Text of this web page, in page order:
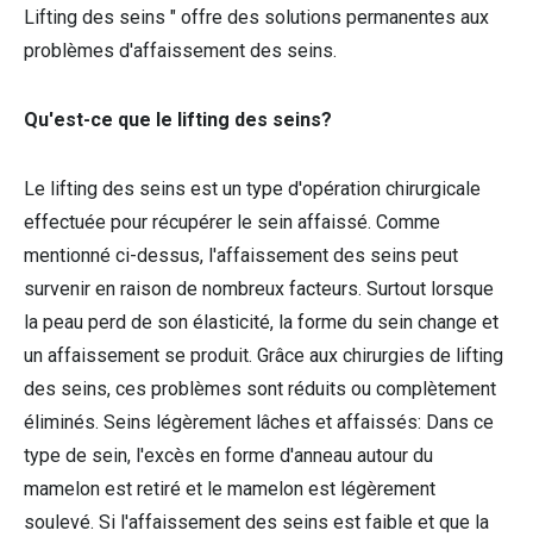
Lifting des seins " offre des solutions permanentes aux
problèmes d'affaissement des seins.
Qu'est-ce que le lifting des seins?
Le lifting des seins est un type d'opération chirurgicale
effectuée pour récupérer le sein affaissé. Comme
mentionné ci-dessus, l'affaissement des seins peut
survenir en raison de nombreux facteurs. Surtout lorsque
la peau perd de son élasticité, la forme du sein change et
un affaissement se produit. Grâce aux chirurgies de lifting
des seins, ces problèmes sont réduits ou complètement
éliminés. Seins légèrement lâches et affaissés: Dans ce
type de sein, l'excès en forme d'anneau autour du
mamelon est retiré et le mamelon est légèrement
soulevé. Si l'affaissement des seins est faible et que la